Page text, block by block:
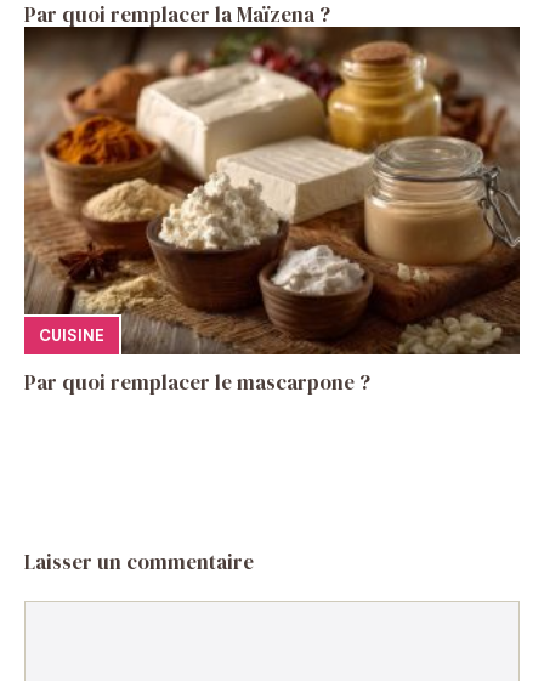
Par quoi remplacer la Maïzena ?
CUISINE
Par quoi remplacer le mascarpone ?
Laisser un commentaire